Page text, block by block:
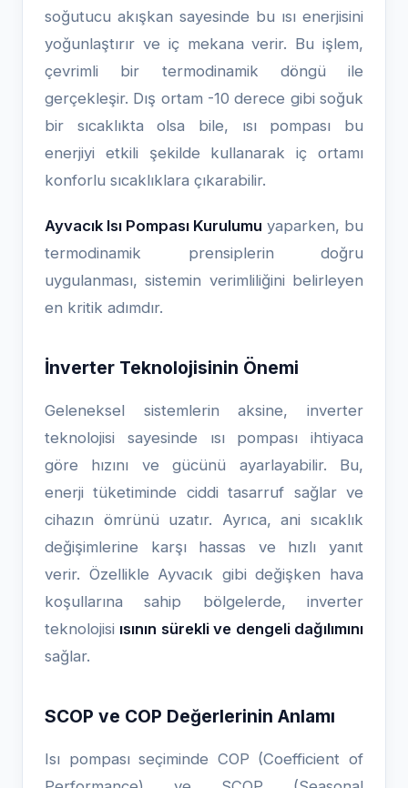
soğutucu akışkan sayesinde bu ısı enerjisini
yoğunlaştırır ve iç mekana verir. Bu işlem,
çevrimli bir termodinamik döngü ile
gerçekleşir. Dış ortam -10 derece gibi soğuk
bir sıcaklıkta olsa bile, ısı pompası bu
enerjiyi etkili şekilde kullanarak iç ortamı
konforlu sıcaklıklara çıkarabilir.
Ayvacık Isı Pompası Kurulumu yaparken, bu
termodinamik prensiplerin doğru
uygulanması, sistemin verimliliğini belirleyen
en kritik adımdır.
İnverter Teknolojisinin Önemi
Geleneksel sistemlerin aksine, inverter
teknolojisi sayesinde ısı pompası ihtiyaca
göre hızını ve gücünü ayarlayabilir. Bu,
enerji tüketiminde ciddi tasarruf sağlar ve
cihazın ömrünü uzatır. Ayrıca, ani sıcaklık
değişimlerine karşı hassas ve hızlı yanıt
verir. Özellikle Ayvacık gibi değişken hava
koşullarına sahip bölgelerde, inverter
teknolojisi ısının sürekli ve dengeli dağılımını
sağlar.
SCOP ve COP Değerlerinin Anlamı
Isı pompası seçiminde COP (Coefficient of